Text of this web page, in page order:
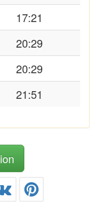
17:21
20:29
20:29
21:51